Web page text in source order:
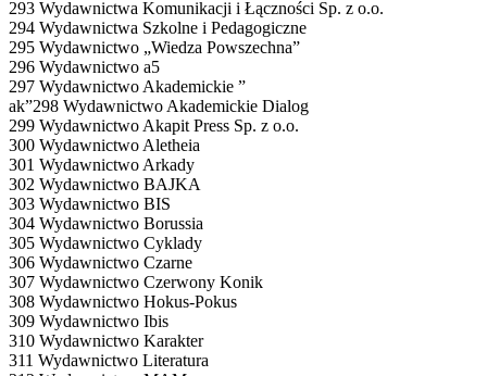
293 Wydawnictwa Komunikacji i Łączności Sp. z o.o.
294 Wydawnictwa Szkolne i Pedagogiczne
295 Wydawnictwo „Wiedza Powszechna”
296 Wydawnictwo a5
297 Wydawnictwo Akademickie ”
ak”298 Wydawnictwo Akademickie Dialog
299 Wydawnictwo Akapit Press Sp. z o.o.
300 Wydawnictwo Aletheia
301 Wydawnictwo Arkady
302 Wydawnictwo BAJKA
303 Wydawnictwo BIS
304 Wydawnictwo Borussia
305 Wydawnictwo Cyklady
306 Wydawnictwo Czarne
307 Wydawnictwo Czerwony Konik
308 Wydawnictwo Hokus-Pokus
309 Wydawnictwo Ibis
310 Wydawnictwo Karakter
311 Wydawnictwo Literatura